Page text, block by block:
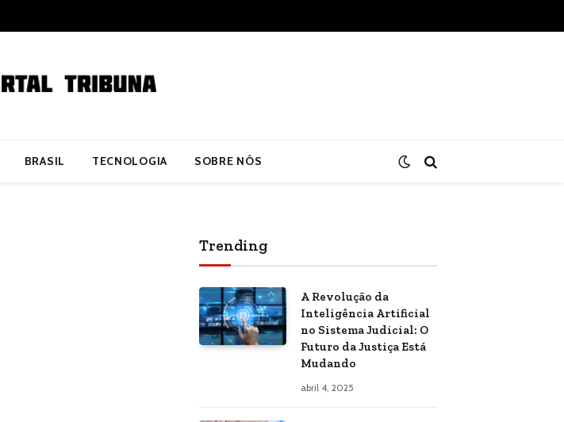
BRASIL TECNOLOGIA SOBRE NÓS
Trending
A Revolução da
Inteligência Artificial
no Sistema Judicial: O
Futuro da Justiça Está
Mudando
abril 4, 2025